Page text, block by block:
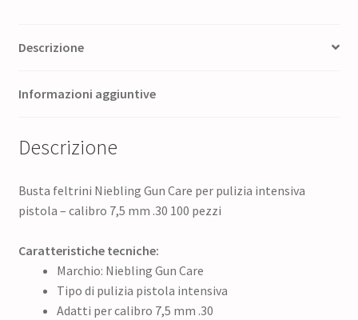
Descrizione
Informazioni aggiuntive
Descrizione
Busta feltrini Niebling Gun Care per pulizia intensiva
pistola – calibro 7,5 mm .30 100 pezzi
Caratteristiche tecniche:
Marchio: Niebling Gun Care
Tipo di pulizia pistola intensiva
Adatti per calibro 7,5 mm .30